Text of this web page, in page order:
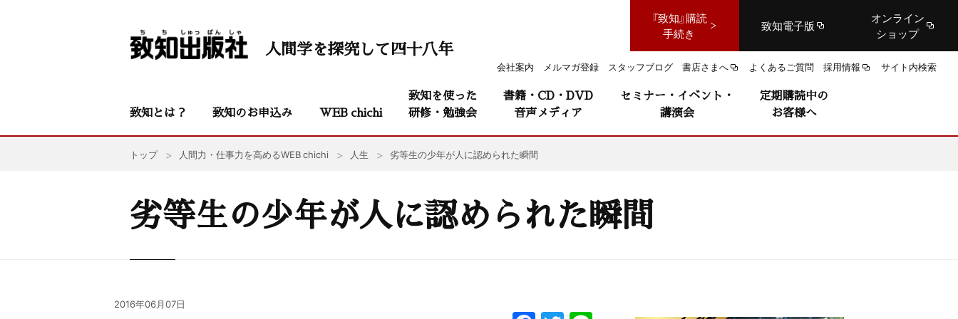
『致知』購読
手続き
致知電子版
オンライン
ショップ
会社案内 メルマガ登録 スタッフブログ 書店さまへ よくあるご質問 採用情報 サイト内検索
人間学を探究して四十八年
致知とは？ 致知のお申込み WEB chichi
致知を使った
研修・勉強会
書籍・CD・DVD
音声メディア
セミナー・イベント・
講演会
定期購読中の
お客様へ
トップ 人間力・仕事力を高めるWEB chichi 人生 劣等生の少年が人に認められた瞬間
劣等生の少年が人に認められた瞬間
2016年06月07日